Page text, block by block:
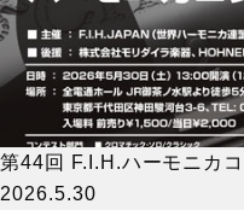
第44回 F.I.H.ハーモニカ
2026.5.30